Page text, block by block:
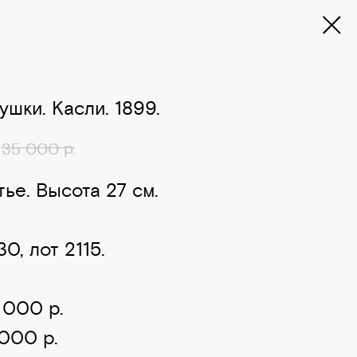
Касли. 1899.
35 000 р.
Высота 27 см.
лот 2115.
000 р.
р.